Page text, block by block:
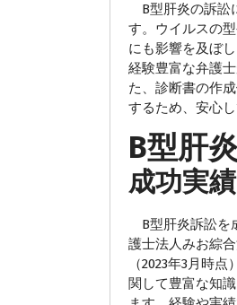
B型肝炎の訴訟
す。ウイルスの
にも影響を及ぼ
経験豊富な弁護
た、診断書の作
するため、安心
B型肝
成功実
B型肝炎訴訟を
護士法人みお綜
（2023年3月時
関して豊富な知